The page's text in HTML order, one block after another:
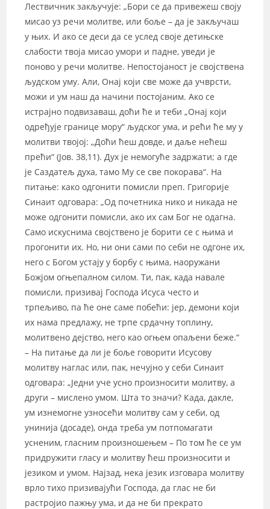
Лествичник закључује: „Бори се да привежеш своју
мисао уз речи молитве, или боље – да је закључаш
у њих. И ако се деси да се услед своје детињске
слабости твоја мисао умори и падне, уведи је
поново у речи молитве. Непостојаност је својствена
људском уму. Али, Онај који све може да учврсти,
можи и ум наш да начини постојаним. Ако се
истрајно подвизаваш, доћи ће и теби „Онај који
одређује границе мору“ људског ума, и рећи ће му у
молитви твојој: „Доћи ћеш довде, и даље нећеш
прећи“ (Јов. 38,11). Дух је немогуће задржати; а где
је Саздатељ духа, тамо Му се све покорава“. На
питање: како одгонити помисли преп. Григорије
Синаит одговара: „Од почетника нико и никада не
може одгонити помисли, ако их сам Бог не одагна.
Само искуснима својствено је борити се с њима и
прогонити их. Но, ни они сами по себи не одгоне их,
него с Богом устају у борбу с њима, наоружани
Божјом огњепалном силом. Ти, пак, када навале
помисли, призивај Господа Исуса често и
трпељиво, па ће оне саме побећи: јер, демони који
их нама предлажу, не трпе срдачну топлину,
молитвено дејство, него као огњем опаљени беже.“
– На питање да ли је боље говорити Исусову
молитву наглас или, пак, нечујно у себи Синаит
одговара: „Једни уче усно произносити молитву, а
други – мислено умом. Шта то значи? Када, дакле,
ум изнемогне узносећи молитву сам у себи, од
унинија (досаде), онда треба ум потпомагати
усненим, гласним произношењем – По том ће се ум
придружити гласу и молитву ћеш произносити и
језиком и умом. Најзад, нека језик изговара молитву
врло тихо призивајући Господа, да глас не би
растројио пажњу ума, и да не би прекрато